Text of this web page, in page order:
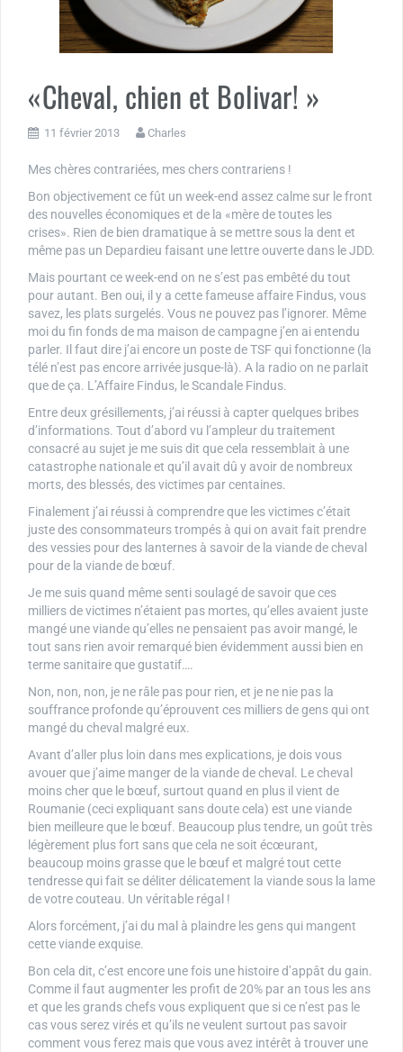
«Cheval, chien et Bolivar! »
11 février 2013 Charles
Mes chères contrariées, mes chers contrariens !
Bon objectivement ce fût un week-end assez calme sur le front
des nouvelles économiques et de la «mère de toutes les
crises». Rien de bien dramatique à se mettre sous la dent et
même pas un Depardieu faisant une lettre ouverte dans le JDD.
Mais pourtant ce week-end on ne s’est pas embêté du tout
pour autant. Ben oui, il y a cette fameuse affaire Findus, vous
savez, les plats surgelés. Vous ne pouvez pas l’ignorer. Même
moi du fin fonds de ma maison de campagne j’en ai entendu
parler. Il faut dire j’ai encore un poste de TSF qui fonctionne (la
télé n’est pas encore arrivée jusque-là). A la radio on ne parlait
que de ça. L’Affaire Findus, le Scandale Findus.
Entre deux grésillements, j’ai réussi à capter quelques bribes
d’informations. Tout d’abord vu l’ampleur du traitement
consacré au sujet je me suis dit que cela ressemblait à une
catastrophe nationale et qu’il avait dû y avoir de nombreux
morts, des blessés, des victimes par centaines.
Finalement j’ai réussi à comprendre que les victimes c’était
juste des consommateurs trompés à qui on avait fait prendre
des vessies pour des lanternes à savoir de la viande de cheval
pour de la viande de bœuf.
Je me suis quand même senti soulagé de savoir que ces
milliers de victimes n’étaient pas mortes, qu’elles avaient juste
mangé une viande qu’elles ne pensaient pas avoir mangé, le
tout sans rien avoir remarqué bien évidemment aussi bien en
terme sanitaire que gustatif….
Non, non, non, je ne râle pas pour rien, et je ne nie pas la
souffrance profonde qu’éprouvent ces milliers de gens qui ont
mangé du cheval malgré eux.
Avant d’aller plus loin dans mes explications, je dois vous
avouer que j’aime manger de la viande de cheval. Le cheval
moins cher que le bœuf, surtout quand en plus il vient de
Roumanie (ceci expliquant sans doute cela) est une viande
bien meilleure que le bœuf. Beaucoup plus tendre, un goût très
légèrement plus fort sans que cela ne soit écœurant,
beaucoup moins grasse que le bœuf et malgré tout cette
tendresse qui fait se déliter délicatement la viande sous la lame
de votre couteau. Un véritable régal !
Alors forcément, j’ai du mal à plaindre les gens qui mangent
cette viande exquise.
Bon cela dit, c’est encore une fois une histoire d’appât du gain.
Comme il faut augmenter les profit de 20% par an tous les ans
et que les grands chefs vous expliquent que si ce n’est pas le
cas vous serez virés et qu’ils ne veulent surtout pas savoir
comment vous ferez mais que vous avez intérêt à trouver une